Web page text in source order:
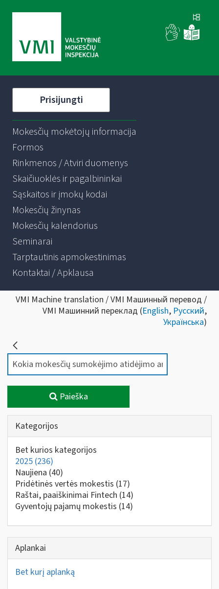
Prisijungti
Mokesčių mokėtojų informacija
Formos
Rinkmenos / Atviri duomenys
Skaičiuoklės ir pagalbininkai
Sąskaitos ir įmokų kodai
Mokesčių žinynas
Mokesčių kalendorius
Seminarai
Tarptautinis apmokestinimas
Kontaktai / Apklausa
VMI Machine translation / VMI Машинный перевод /
VMI Машинний переклад (English, Русский,
Українська)
Paieška
Kategorijos
Bet kurios kategorijos
2025 (236)
Naujiena (40)
Pridėtinės vertės mokestis (17)
Raštai, paaiškinimai Fintech (14)
Gyventojų pajamų mokestis (14)
Aplankai
Bet kurį aplanką